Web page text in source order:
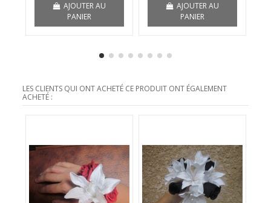
AJOUTER AU
PANIER
AJOUTER AU
PANIER
LES CLIENTS QUI ONT ACHETÉ CE PRODUIT ONT ÉGALEMENT
ACHETÉ :